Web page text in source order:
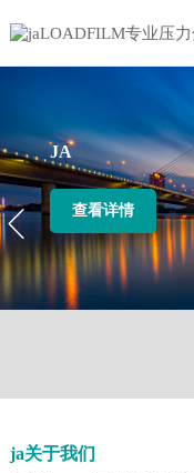
JA
查看详情
ja关于我们
AI智能助手 07:57:55
您好，我是智能助手
您服务
常见问题
3.LOADFILM的